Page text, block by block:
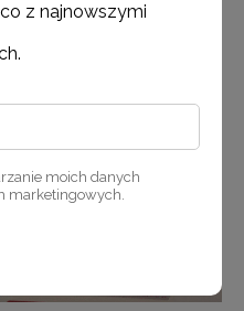
Moniki Kowalczyk
z najnowszymi
moich danych
marketingowych.